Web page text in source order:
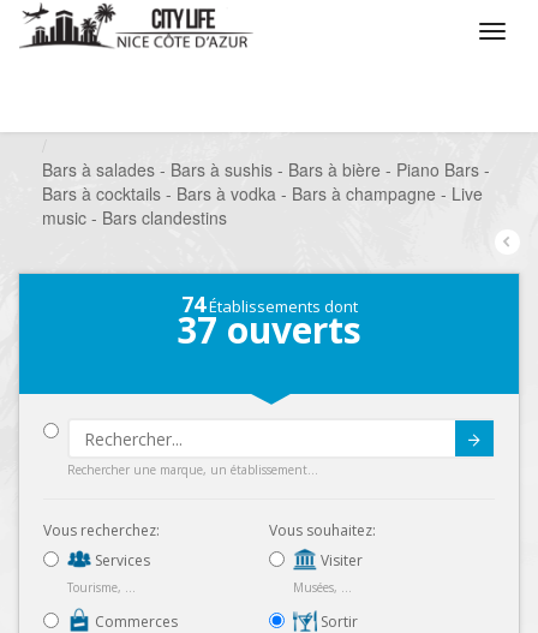
Bars à salades - Bars à sushis - Bars à bière - Piano Bars -
Bars à cocktails - Bars à vodka - Bars à champagne - Live
music - Bars clandestins
74Établissements dont
37 ouverts
Rechercher une marque, un établissement...
Vous recherchez:
Services
Tourisme, ...
Commerces
Vous souhaitez:
Visiter
Musées, ...
Sortir